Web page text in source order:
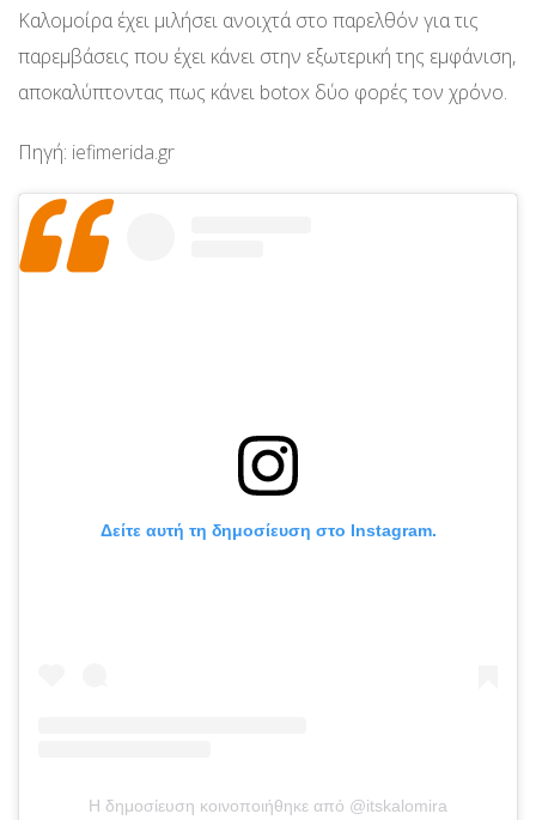
Καλομοίρα έχει μιλήσει ανοιχτά στο παρελθόν για τις
παρεμβάσεις που έχει κάνει στην εξωτερική της εμφάνιση,
αποκαλύπτοντας πως κάνει botox δύο φορές τον χρόνο.
Πηγή: iefimerida.gr
Δείτε αυτή τη δημοσίευση στο Instagram.
Η δημοσίευση κοινοποιήθηκε από @itskalomira